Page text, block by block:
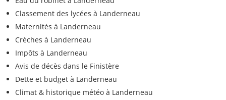
Classement des lycées à Landerneau
Maternités à Landerneau
Crèches à Landerneau
Impôts à Landerneau
Avis de décès dans le Finistère
Dette et budget à Landerneau
Climat & historique météo à Landerneau